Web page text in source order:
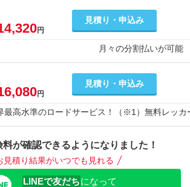
円
見積り・申込み
月々の分割払いが可能
円
見積り・申込み
最高水準のロードサービス！（※1）無料レッ
料が確認できるようになりました！
見積り結果がいつでも見れる
LINEで友だちになって